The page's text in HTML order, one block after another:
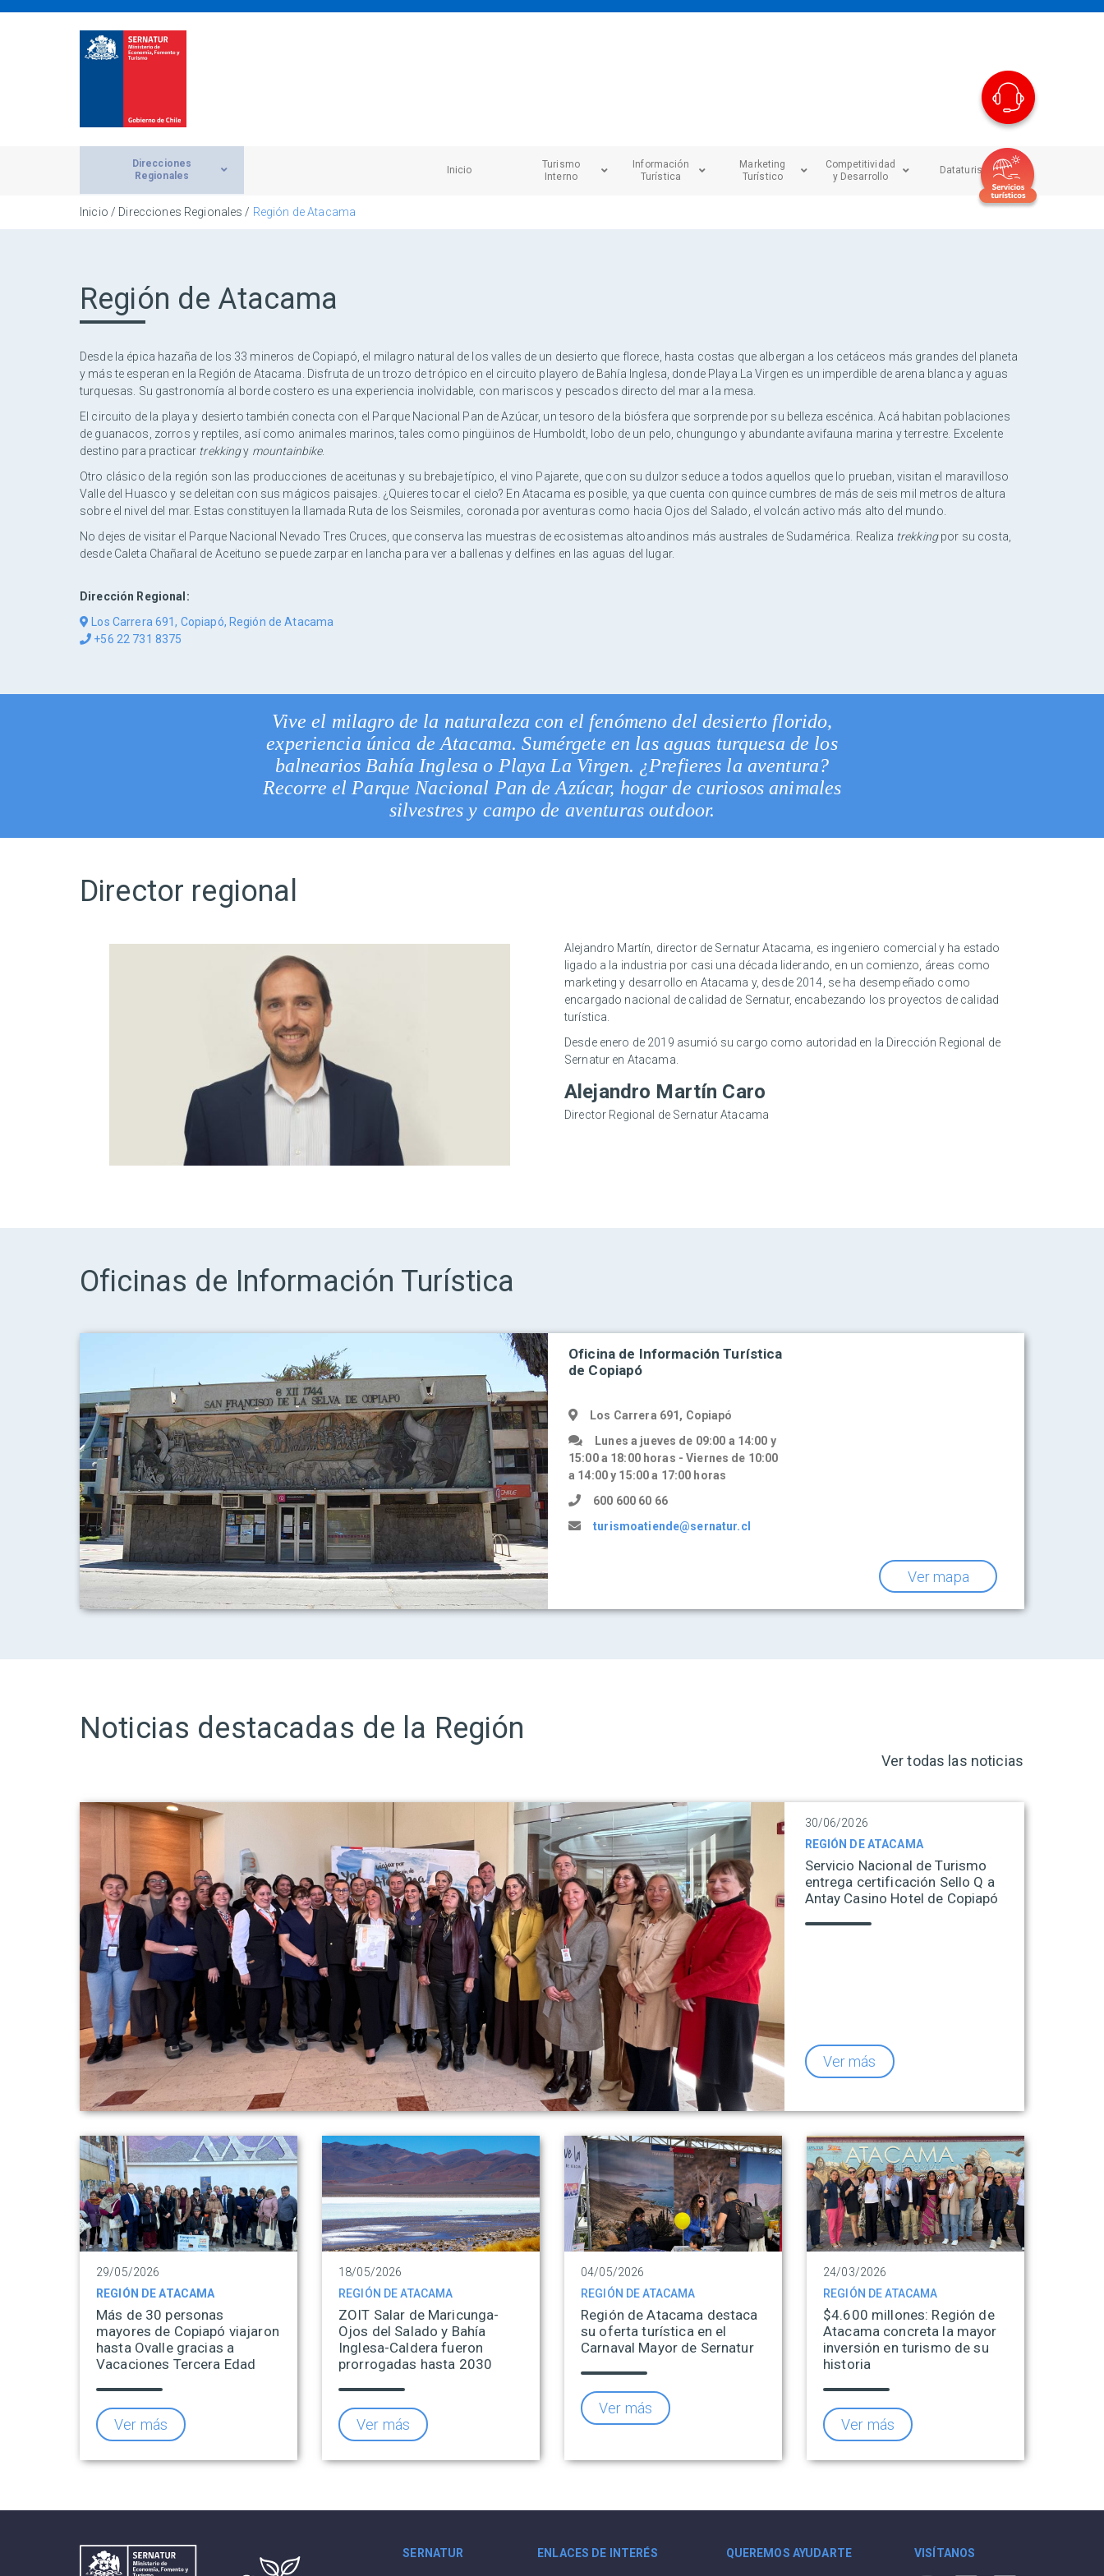
Direcciones
Regionales
Inicio
Turismo
Interno
Información
Turística
Marketing
Turístico
Competitividad
y Desarrollo
Dataturismo
Inicio / Direcciones Regionales / Región de Atacama
Región de Atacama
Desde la épica hazaña de los 33 mineros de Copiapó, el milagro natural de los valles de un desierto que florece, hasta costas que albergan a los cetáceos más grandes del planeta
y más te esperan en la Región de Atacama. Disfruta de un trozo de trópico en el circuito playero de Bahía Inglesa, donde Playa La Virgen es un imperdible de arena blanca y aguas
turquesas. Su gastronomía al borde costero es una experiencia inolvidable, con mariscos y pescados directo del mar a la mesa.
El circuito de la playa y desierto también conecta con el Parque Nacional Pan de Azúcar, un tesoro de la biósfera que sorprende por su belleza escénica. Acá habitan poblaciones
de guanacos, zorros y reptiles, así como animales marinos, tales como pingüinos de Humboldt, lobo de un pelo, chungungo y abundante avifauna marina y terrestre. Excelente
destino para practicar trekkingy mountainbike.
Otro clásico de la región son las producciones de aceitunas y su brebaje típico, el vino Pajarete, que con su dulzor seduce a todos aquellos que lo prueban, visitan el maravilloso
Valle del Huasco y se deleitan con sus mágicos paisajes. ¿Quieres tocar el cielo? En Atacama es posible, ya que cuenta con quince cumbres de más de seis mil metros de altura
sobre el nivel del mar. Estas constituyen la llamada Ruta de los Seismiles, coronada por aventuras como hacia Ojos del Salado, el volcán activo más alto del mundo.
No dejes de visitar el Parque Nacional Nevado Tres Cruces, que conserva las muestras de ecosistemas altoandinos más australes de Sudamérica. Realiza trekkingpor su costa,
desde Caleta Chañaral de Aceituno se puede zarpar en lancha para ver a ballenas y delfines en las aguas del lugar.
Dirección Regional:
Los Carrera 691, Copiapó, Región de Atacama
+56 22 731 8375
Vive el milagro de la naturaleza con el fenómeno del desierto florido,
experiencia única de Atacama. Sumérgete en las aguas turquesa de los
balnearios Bahía Inglesa o Playa La Virgen. ¿Prefieres la aventura?
Recorre el Parque Nacional Pan de Azúcar, hogar de curiosos animales
silvestres y campo de aventurasoutdoor.
Director regional
Alejandro Martín, director de Sernatur Atacama, es ingeniero comercial y ha estado
ligado a la industria por casi una década liderando, en un comienzo, áreas como
marketing y desarrollo en Atacama y, desde 2014, se ha desempeñado como
encargado nacional de calidad de Sernatur, encabezando los proyectos de calidad
turística.
Desde enero de 2019 asumió su cargo como autoridad en la Dirección Regional de
Sernatur en Atacama.
Alejandro Martín Caro
Director Regional de Sernatur Atacama
Oficinas de Información Turística
Oficina de Información Turística
de Copiapó
Los Carrera 691, Copiapó
Lunes a jueves de 09:00 a 14:00 y
15:00 a 18:00 horas - Viernes de 10:00
a 14:00 y 15:00 a 17:00 horas
600 600 60 66
turismoatiende@sernatur.cl
Ver mapa
Noticias destacadas de la Región
Ver todas las noticias
30/06/2026
REGIÓN DE ATACAMA
Servicio Nacional de Turismo
entrega certificación Sello Q a
Antay Casino Hotel de Copiapó
Ver más
29/05/2026
REGIÓN DE ATACAMA
Más de 30 personas
mayores de Copiapó viajaron
hasta Ovalle gracias a
Vacaciones Tercera Edad
Ver más
18/05/2026
REGIÓN DE ATACAMA
ZOIT Salar de Maricunga-
Ojos del Salado y Bahía
Inglesa-Caldera fueron
prorrogadas hasta 2030
Ver más
04/05/2026
REGIÓN DE ATACAMA
Región de Atacama destaca
su oferta turística en el
Carnaval Mayor de Sernatur
Ver más
24/03/2026
REGIÓN DE ATACAMA
$4.600 millones: Región de
Atacama concreta la mayor
inversión en turismo de su
historia
Ver más
SERNATUR ENLACES DE INTERÉS QUEREMOS AYUDARTE VISÍTANOS